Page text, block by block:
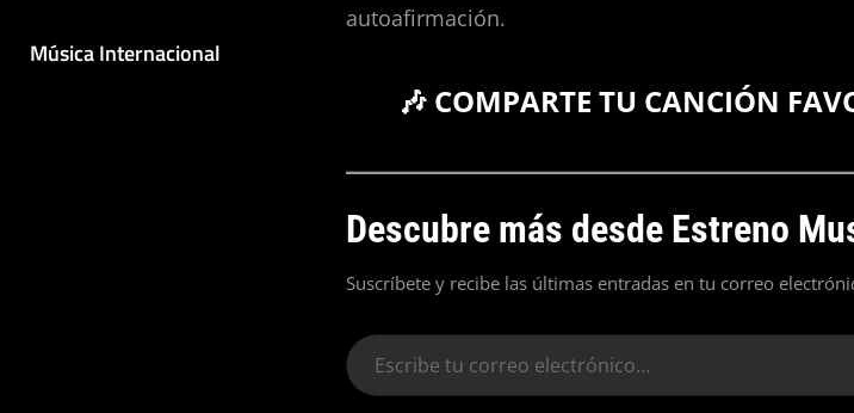
Música Internacional
autoafirmación.
🎶 COMPARTE TU CANCIÓN
Descubre más desde Estreno
Suscríbete y recibe las últimas entradas en tu correo
Escribe
tu